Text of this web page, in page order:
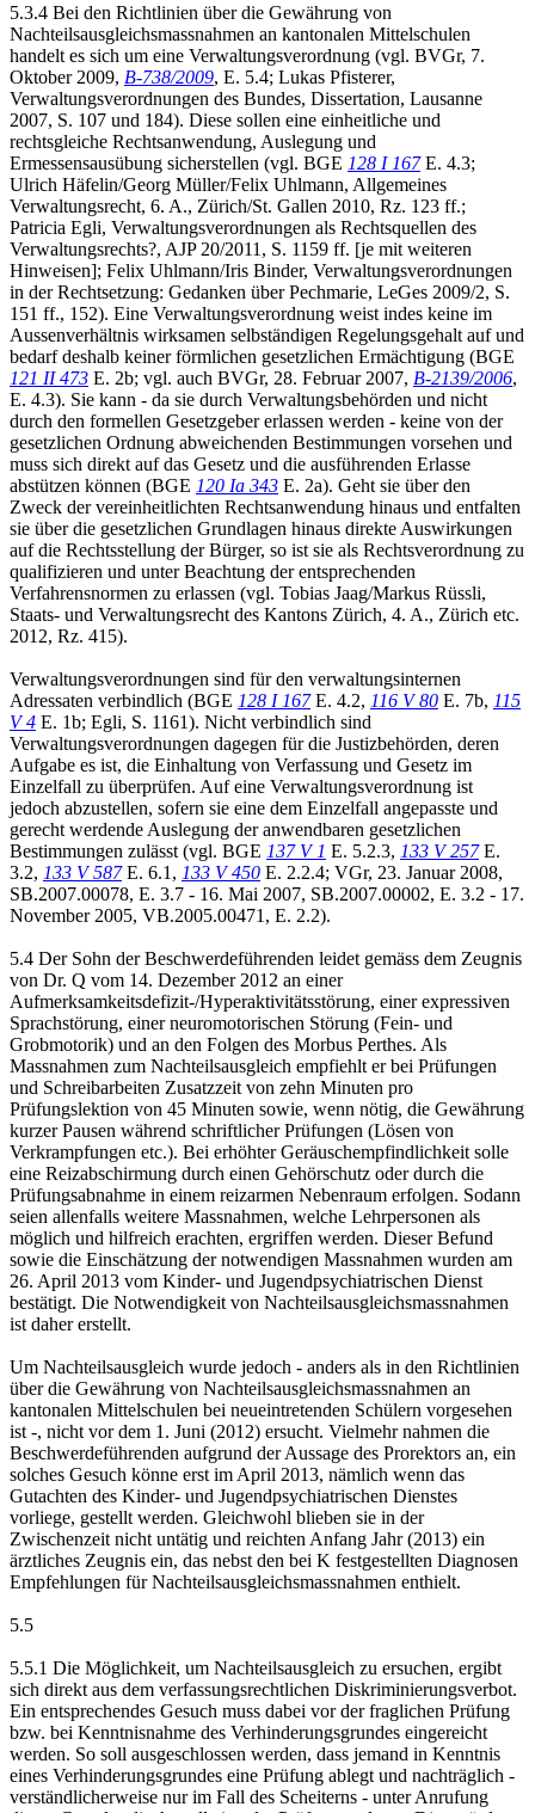
5.3.4 Bei den Richtlinien über die Gewährung von
Nachteilsausgleichsmassnahmen an kantonalen Mittelschulen
handelt es sich um eine Verwaltungsverordnung (vgl. BVGr, 7.
Oktober 2009, B-738/2009, E. 5.4; Lukas Pfisterer,
Verwaltungsverordnungen des Bundes, Dissertation, Lausanne
2007, S. 107 und 184). Diese sollen eine einheitliche und
rechtsgleiche Rechtsanwendung, Auslegung und
Ermessensausübung sicherstellen (vgl. BGE 128 I 167E. 4.3;
Ulrich Häfelin/Georg Müller/Felix Uhlmann, Allgemeines
Verwaltungsrecht, 6. A., Zürich/St. Gallen 2010, Rz. 123 ff.;
Patricia Egli, Verwaltungsverordnungen als Rechtsquellen des
Verwaltungsrechts?, AJP 20/2011, S. 1159 ff. [je mit weiteren
Hinweisen]; Felix Uhlmann/Iris Binder, Verwaltungsverordnungen
in der Rechtsetzung: Gedanken über Pechmarie, LeGes 2009/2, S.
151 ff., 152). Eine Verwaltungsverordnung weist indes keine im
Aussenverhältnis wirksamen selbständigen Regelungsgehalt auf und
bedarf deshalb keiner förmlichen gesetzlichen Ermächtigung (BGE
121 II 473 E. 2b; vgl. auch BVGr, 28. Februar 2007, B-2139/2006,
E. 4.3). Sie kann - da sie durch Verwaltungsbehörden und nicht
durch den formellen Gesetzgeber erlassen werden - keine von der
gesetzlichen Ordnung abweichenden Bestimmungen vorsehen und
muss sich direkt auf das Gesetz und die ausführenden Erlasse
abstützen können (BGE 120 Ia 343 E. 2a). Geht sie über den
Zweck der vereinheitlichten Rechtsanwendung hinaus und entfalten
sie über die gesetzlichen Grundlagen hinaus direkte Auswirkungen
auf die Rechtsstellung der Bürger, so ist sie als Rechtsverordnung zu
qualifizieren und unter Beachtung der entsprechenden
Verfahrensnormen zu erlassen (vgl. Tobias Jaag/Markus Rüssli,
Staats- und Verwaltungsrecht des Kantons Zürich, 4. A., Zürich etc.
2012, Rz. 415).
Verwaltungsverordnungen sind für den verwaltungsinternen
Adressaten verbindlich (BGE 128 I 167E. 4.2, 116 V 80 E. 7b, 115
V 4 E. 1b; Egli, S. 1161). Nicht verbindlich sind
Verwaltungsverordnungen dagegen für die Justizbehörden, deren
Aufgabe es ist, die Einhaltung von Verfassung und Gesetz im
Einzelfall zu überprüfen. Auf eine Verwaltungsverordnung ist
jedoch abzustellen, sofern sie eine dem Einzelfall angepasste und
gerecht werdende Auslegung der anwendbaren gesetzlichen
Bestimmungen zulässt (vgl. BGE 137 V 1 E. 5.2.3, 133 V 257E.
3.2, 133 V 587E. 6.1, 133 V 450 E. 2.2.4; VGr, 23. Januar 2008,
SB.2007.00078, E. 3.7 - 16. Mai 2007, SB.2007.00002, E. 3.2 - 17.
November 2005, VB.2005.00471, E. 2.2).
5.4 Der Sohn der Beschwerdeführenden leidet gemäss dem Zeugnis
von Dr. Q vom 14. Dezember 2012 an einer
Aufmerksamkeitsdefizit-/Hyperaktivitätsstörung, einer expressiven
Sprachstörung, einer neuromotorischen Störung (Fein- und
Grobmotorik) und an den Folgen des Morbus Perthes. Als
Massnahmen zum Nachteilsausgleich empfiehlt er bei Prüfungen
und Schreibarbeiten Zusatzzeit von zehn Minuten pro
Prüfungslektion von 45 Minuten sowie, wenn nötig, die Gewährung
kurzer Pausen während schriftlicher Prüfungen (Lösen von
Verkrampfungen etc.). Bei erhöhter Geräuschempfindlichkeit solle
eine Reizabschirmung durch einen Gehörschutz oder durch die
Prüfungsabnahme in einem reizarmen Nebenraum erfolgen. Sodann
seien allenfalls weitere Massnahmen, welche Lehrpersonen als
möglich und hilfreich erachten, ergriffen werden. Dieser Befund
sowie die Einschätzung der notwendigen Massnahmen wurden am
26. April 2013 vom Kinder- und Jugendpsychiatrischen Dienst
bestätigt. Die Notwendigkeit von Nachteilsausgleichsmassnahmen
ist daher erstellt.
Um Nachteilsausgleich wurde jedoch - anders als in den Richtlinien
über die Gewährung von Nachteilsausgleichsmassnahmen an
kantonalen Mittelschulen bei neueintretenden Schülern vorgesehen
ist -, nicht vor dem 1. Juni (2012) ersucht. Vielmehr nahmen die
Beschwerdeführenden aufgrund der Aussage des Prorektors an, ein
solches Gesuch könne erst im April 2013, nämlich wenn das
Gutachten des Kinder- und Jugendpsychiatrischen Dienstes
vorliege, gestellt werden. Gleichwohl blieben sie in der
Zwischenzeit nicht untätig und reichten Anfang Jahr (2013) ein
ärztliches Zeugnis ein, das nebst den bei K festgestellten Diagnosen
Empfehlungen für Nachteilsausgleichsmassnahmen enthielt.
5.5
5.5.1 Die Möglichkeit, um Nachteilsausgleich zu ersuchen, ergibt
sich direkt aus dem verfassungsrechtlichen Diskriminierungsverbot.
Ein entsprechendes Gesuch muss dabei vor der fraglichen Prüfung
bzw. bei Kenntnisnahme des Verhinderungsgrundes eingereicht
werden. So soll ausgeschlossen werden, dass jemand in Kenntnis
eines Verhinderungsgrundes eine Prüfung ablegt und nachträglich -
verständlicherweise nur im Fall des Scheiterns - unter Anrufung